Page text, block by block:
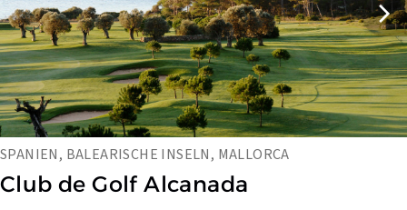
SPANIEN, BALEARISCHE INSELN, MALLORCA
Club de Golf Alcanada